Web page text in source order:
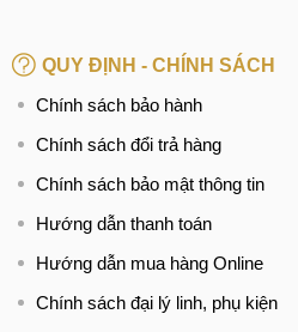
QUY ĐỊNH - CHÍNH SÁCH
Chính sách bảo hành
Chính sách đổi trả hàng
Chính sách bảo mật thông tin
Hướng dẫn thanh toán
Hướng dẫn mua hàng Online
Chính sách đại lý linh, phụ kiện